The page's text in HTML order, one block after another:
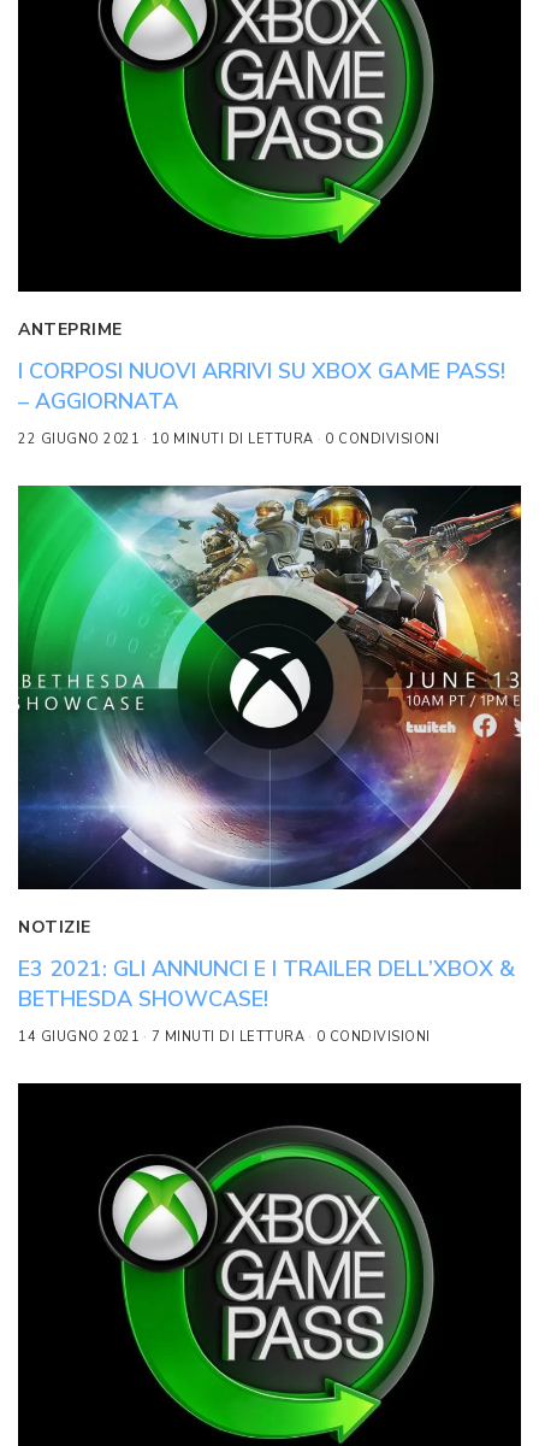
ANTEPRIME
I CORPOSI NUOVI ARRIVI SU XBOX GAME PASS!
– AGGIORNATA
22 GIUGNO 2021 10 MINUTI DI LETTURA 0 CONDIVISIONI
NOTIZIE
E3 2021: GLI ANNUNCI E I TRAILER DELL’XBOX &
BETHESDA SHOWCASE!
14 GIUGNO 2021 7 MINUTI DI LETTURA 0 CONDIVISIONI